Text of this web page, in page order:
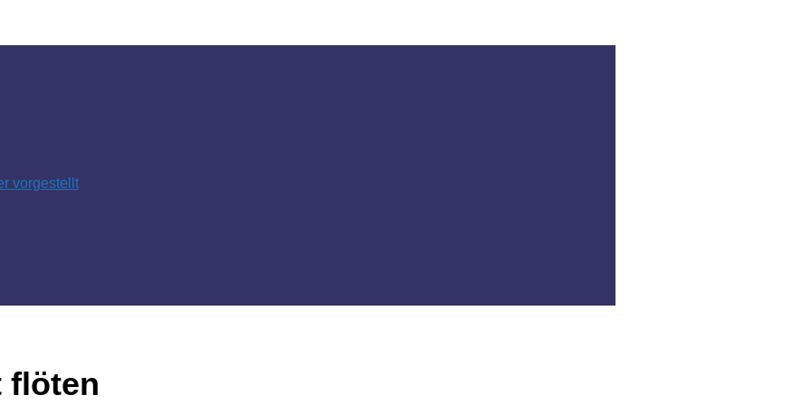
vorgestellt
flöten